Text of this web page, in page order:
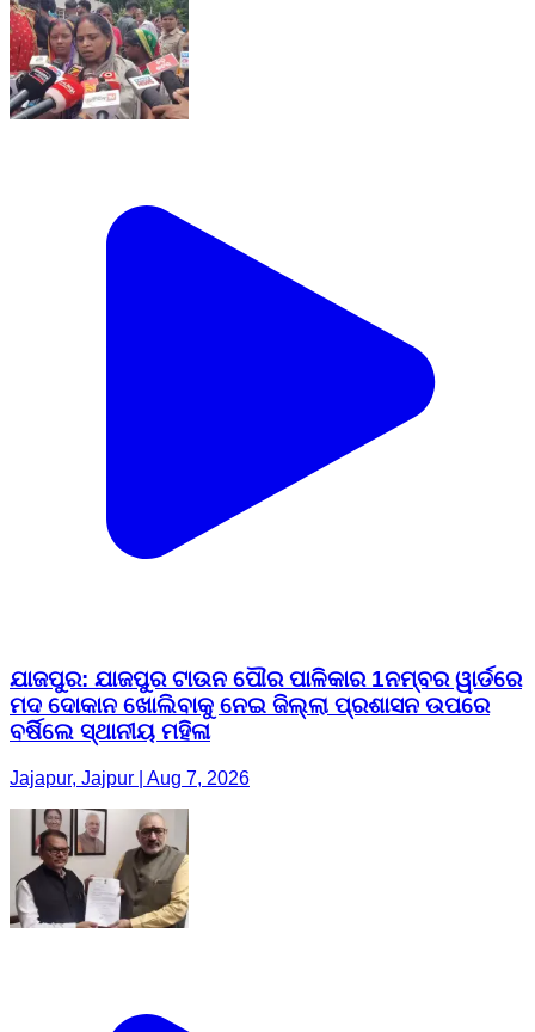
ଯାଜପୁର: ଯାଜପୁର ଟାଉନ ପୌର ପାଳିକାର 1ନମ୍ବର ୱାର୍ଡରେ
ମଦ ଦୋକାନ ଖୋଲିବାକୁ ନେଇ ଜିଲ୍ଲା ପ୍ରଶାସନ ଉପରେ
ବର୍ଷିଲେ ସ୍ଥାନୀୟ ମହିଳା
Jajapur, Jajpur | Aug 7, 2026